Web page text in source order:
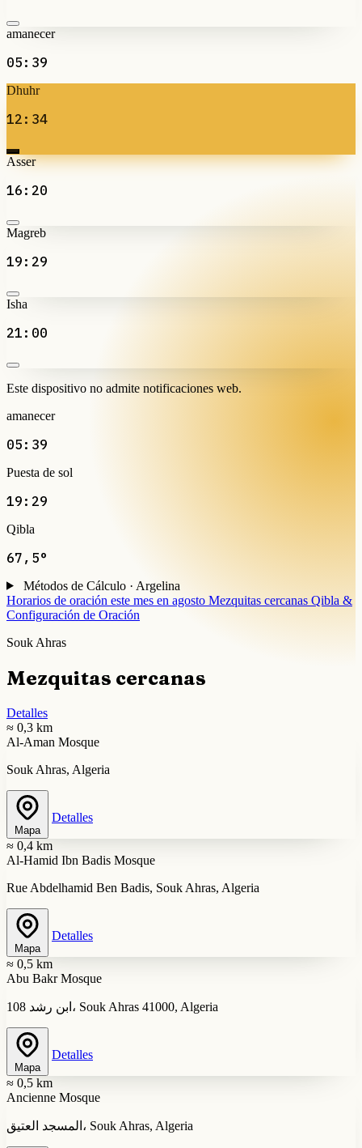
amanecer
05:39
Dhuhr
12:34
Asser
16:20
Magreb
19:29
Isha
21:00
Este dispositivo no admite notificaciones web.
amanecer
05:39
Puesta de sol
19:29
Qibla
67,5°
Métodos de Cálculo · Argelina
Horarios de oración este mes en agosto Mezquitas cercanas Qibla &
Configuración de Oración
Souk Ahras
Mezquitas cercanas
Detalles
≈ 0,3 km
Al-Aman Mosque
Souk Ahras, Algeria
Mapa
Detalles
≈ 0,4 km
Al-Hamid Ibn Badis Mosque
Rue Abdelhamid Ben Badis, Souk Ahras, Algeria
Mapa
Detalles
≈ 0,5 km
Abu Bakr Mosque
ابن رشد 108، Souk Ahras 41000, Algeria
Mapa
Detalles
≈ 0,5 km
Ancienne Mosque
المسجد العتيق، Souk Ahras, Algeria